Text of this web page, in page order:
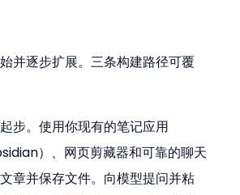
并逐步扩展。三条构建路径可覆
步。使用你现有的笔记应用
）、网页剪藏器和可靠的聊天
章并保存文件。向模型提问并粘